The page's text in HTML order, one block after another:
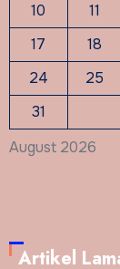
August 2026
10
11
17
18
24
25
31
Artikel